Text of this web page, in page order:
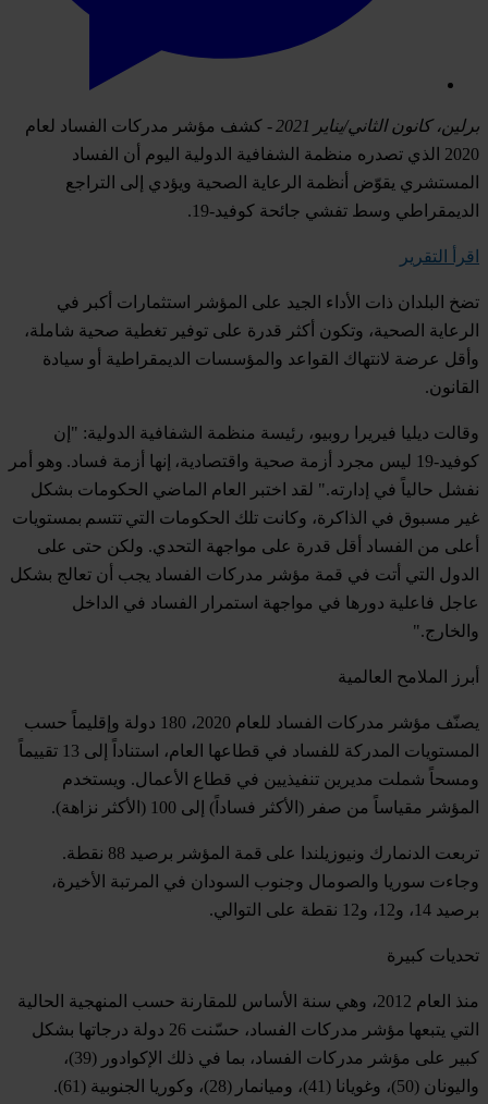
برلين،كانون الثاني/يناير 2021 - كشف مؤشر مدركات الفساد لعام
2020 الذي تصدره منظمة الشفافية الدولية اليوم أن الفساد
المستشري يقوّض أنظمة الرعاية الصحية ويؤدي إلى التراجع
الديمقراطي وسط تفشي جائحة كوفيد-19.
قرأ التقرير
تضخ البلدان ذات الأداء الجيد على المؤشر استثمارات أكبر في
الرعاية الصحية، وتكون أكثر قدرة على توفير تغطية صحية شاملة،
وأقل عرضة لانتهاك القواعد والمؤسسات الديمقراطية أو سيادة
القانون.
وقالت ديليا فيريرا روبيو، رئيسة منظمة الشفافية الدولية: "إن
كوفيد-19 ليس مجرد أزمة صحية واقتصادية، إنها أزمة فساد. وهو أمر
نفشل حالياً في إدارته." لقد اختبر العام الماضي الحكومات بشكل
غير مسبوق في الذاكرة، وكانت تلك الحكومات التي تتسم بمستويات
أعلى من الفساد أقل قدرة على مواجهة التحدي. ولكن حتى على
الدول التي أتت في قمة مؤشر مدركات الفساد يجب أن تعالج بشكل
عاجل فاعلية دورها في مواجهة استمرار الفساد في الداخل
والخارج."
أبرز الملامح العالمية
يصنّف مؤشر مدركات الفساد للعام 2020، 180 دولة وإقليماً حسب
المستويات المدركة للفساد في قطاعها العام، استناداً إلى 13 تقييماً
ومسحاً شملت مديرين تنفيذيين في قطاع الأعمال. ويستخدم
المؤشر مقياساً من صفر (الأكثر فساداً) إلى 100 (الأكثر نزاهة).
تربعت الدنمارك ونيوزيلندا
على قمة المؤشر برصيد 88 نقطة.
وجاءت سوريا و الصومال وجنوب السودان في المرتبة الأخيرة،
برصيد 14، و12، و12 نقطة على التوالي.
تحديات كبيرة
منذ العام 2012، وهي سنة الأساس للمقارنة حسب المنهجية الحالية
التي يتبعها مؤشر مدركات الفساد، حسّنت 26 دولة درجاتها بشكل
كبير على مؤشر مدركات الفساد، بما في ذلك الإكوادور
(39)،
و اليونان (50)، و غويانا (41)، و ميانمار (28)، و كوريا الجنوبية (61).